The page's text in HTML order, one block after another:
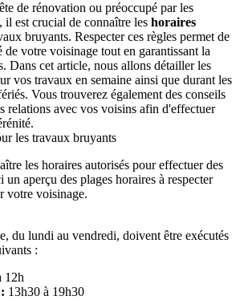
de rénovation ou préoccupé par les
il est crucial de connaître les horaires
bruyants. Respecter ces règles permet de
votre voisinage tout en garantissant la
Dans cet article, nous allons détailler les
vos travaux en semaine ainsi que durant les
Vous trouverez également des conseils
relations avec vos voisins afin d'effectuer
les travaux bruyants
les horaires autorisés pour effectuer des
aperçu des plages horaires à respecter
votre voisinage.
du lundi au vendredi, doivent être exécutés
:
12h
13h30 à 19h30